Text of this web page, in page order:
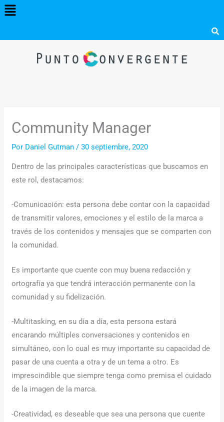
Menú
Community Manager
Por Daniel Gutman/30 septiembre, 2020
Dentro de las principales características que buscamos en
este rol, destacamos:
-Comunicación: esta persona debe contar con la capacidad
de transmitir valores, emociones y el estilo de la marca a
través de los contenidos y mensajes que se comparten con
la comunidad.
Es importante que cuente con muy buena redacción y
ortografía ya que tendrá interacción permanente con la
comunidad y su fidelización.
-Multitasking, en su día a día, esta persona estará
encarando múltiples conversaciones y contenidos en
simultáneo, con lo cual es muy importante su capacidad de
pasar de una cuenta a otra y de un tema a otro. Es
imprescindible que siempre tenga como premisa el cuidado
de la imagen de la marca.
-Creatividad, es deseable que sea una persona que cuente